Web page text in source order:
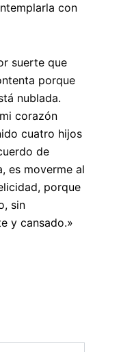
con
suerte que
porque
nublada.
corazón
cuatro hijos
de
es moverme al
porque
sin
y cansado.»